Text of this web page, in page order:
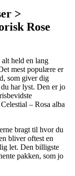
>
Rose
held en lang
mest populære er
som giver dig
har lyst. Den er jo
– Rosa alba
bragt til hvor du
bliver oftest en
let. Den billigste
pakken, som jo